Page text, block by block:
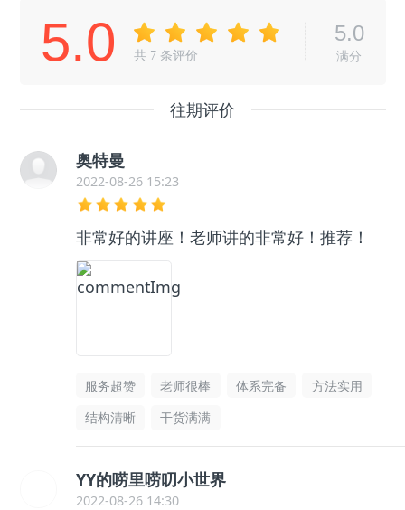
5.0 共 7 条评价
5.0
满分
往期评价
奥特曼
2022-08-26 15:23
非常好的讲座！老师讲的非常好！推荐！
服务超赞 老师很棒 体系完备
方法实用
结构清晰
干货满满
YY的唠里唠叨小世界
2022-08-26 14:30